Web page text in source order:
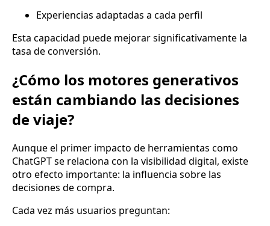
Experiencias adaptadas a cada perfil
Esta capacidad puede mejorar significativamente la
tasa de conversión.
¿Cómo los motores generativos
están cambiando las decisiones
de viaje?
Aunque el primer impacto de herramientas como
ChatGPT se relaciona con la visibilidad digital, existe
otro efecto importante: la influencia sobre las
decisiones de compra.
Cada vez más usuarios preguntan: